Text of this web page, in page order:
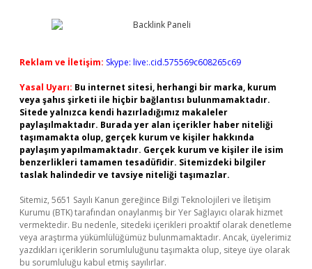
Reklam ve İletişim: Skype: live:.cid.575569c608265c69
Yasal Uyarı: Bu internet sitesi, herhangi bir marka, kurum
veya şahıs şirketi ile hiçbir bağlantısı bulunmamaktadır.
Sitede yalnızca kendi hazırladığımız makaleler
paylaşılmaktadır. Burada yer alan içerikler haber niteliği
taşımamakta olup, gerçek kurum ve kişiler hakkında
paylaşım yapılmamaktadır. Gerçek kurum ve kişiler ile isim
benzerlikleri tamamen tesadüfidir. Sitemizdeki bilgiler
taslak halindedir ve tavsiye niteliği taşımazlar.
Sitemiz, 5651 Sayılı Kanun gereğince Bilgi Teknolojileri ve İletişim
Kurumu (BTK) tarafından onaylanmış bir Yer Sağlayıcı olarak hizmet
vermektedir. Bu nedenle, sitedeki içerikleri proaktif olarak denetleme
veya araştırma yükümlülüğümüz bulunmamaktadır. Ancak, üyelerimiz
yazdıkları içeriklerin sorumluluğunu taşımakta olup, siteye üye olarak
bu sorumluluğu kabul etmiş sayılırlar.